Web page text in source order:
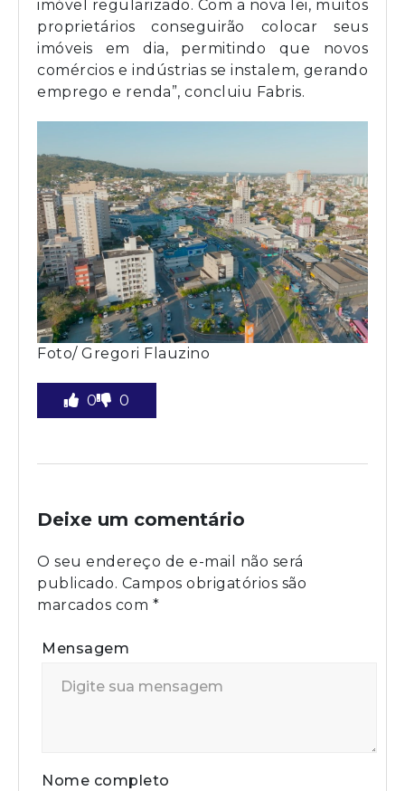
imóvel regularizado. Com a nova lei, muitos
proprietários conseguirão colocar seus
imóveis em dia, permitindo que novos
comércios e indústrias se instalem, gerando
emprego e renda”, concluiu Fabris.
Foto/ Gregori Flauzino
0 0
Deixe um comentário
O seu endereço de e-mail não será
publicado. Campos obrigatórios são
marcados com *
Mensagem
Nome completo